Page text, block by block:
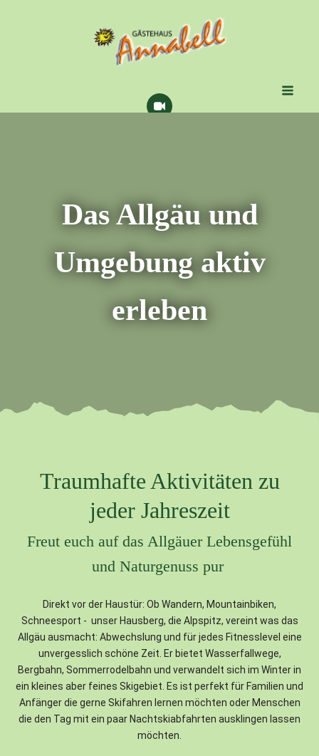
Das Allgäu und
Umgebung aktiv
erleben
Traumhafte Aktivitäten zu
jeder Jahreszeit
Freut euch auf das Allgäuer Lebensgefühl
und Naturgenuss pur
Direkt vor der Haustür: Ob Wandern, Mountainbiken,
Schneesport - unser Hausberg, die Alpspitz, vereint was das
Allgäu ausmacht: Abwechslung und für jedes Fitnesslevel eine
unvergesslich schöne Zeit. Er bietet Wasserfallwege,
Bergbahn, Sommerrodelbahn und verwandelt sich im Winter in
ein kleines aber feines Skigebiet. Es ist perfekt für Familien und
Anfänger die gerne Skifahren lernen möchten oder Menschen
die den Tag mit ein paar Nachtskiabfahrten ausklingen lassen
möchten.